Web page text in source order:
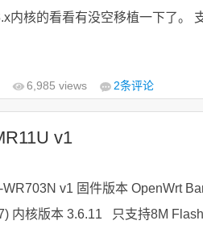
内核的看看有没空移植一下了。
6,985 views 2条评论
v1
v1 固件版本 OpenWrt
内核版本 3.6.11 只支持8M